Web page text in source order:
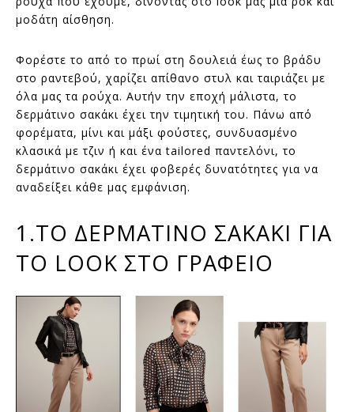
μοδάτη αίσθηση.
Φορέστε το από το πρωί στη δουλειά έως το βράδυ
στο ραντεβού, χαρίζει απίθανο στυλ και ταιριάζει με
όλα μας τα ρούχα. Αυτήν την εποχή μάλιστα, το
δερμάτινο σακάκι έχει την τιμητική του. Πάνω από
φορέματα, μίνι και μάξι φούστες, συνδυασμένο
κλασικά με τζιν ή και ένα tailored παντελόνι, το
δερμάτινο σακάκι έχει φοβερές δυνατότητες για να
αναδείξει κάθε μας εμφάνιση.
1.ΤΟ ΔΕΡΜΑΤΙΝΟ ΣΑΚΑΚΙ ΓΙΑ
ΤΟ LOOK ΣΤΟ ΓΡΑΦΕΙΟ